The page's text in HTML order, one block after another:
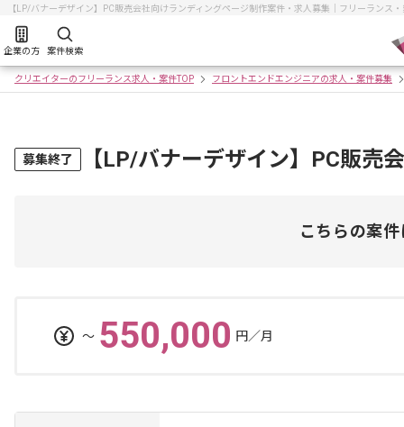
【LP/バナーデザイン】PC販売会社向けランディングページ制作案件・求人募集｜フリーランス
企業の方 案件検索
クリエイターのフリーランス求人・案件TOP フロントエンドエンジニアの求人・案件募集
募集終了 【LP/バナーデザイン】PC販売
こちらの案
〜 550,000 円／月